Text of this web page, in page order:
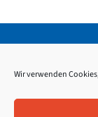
Wir verwenden